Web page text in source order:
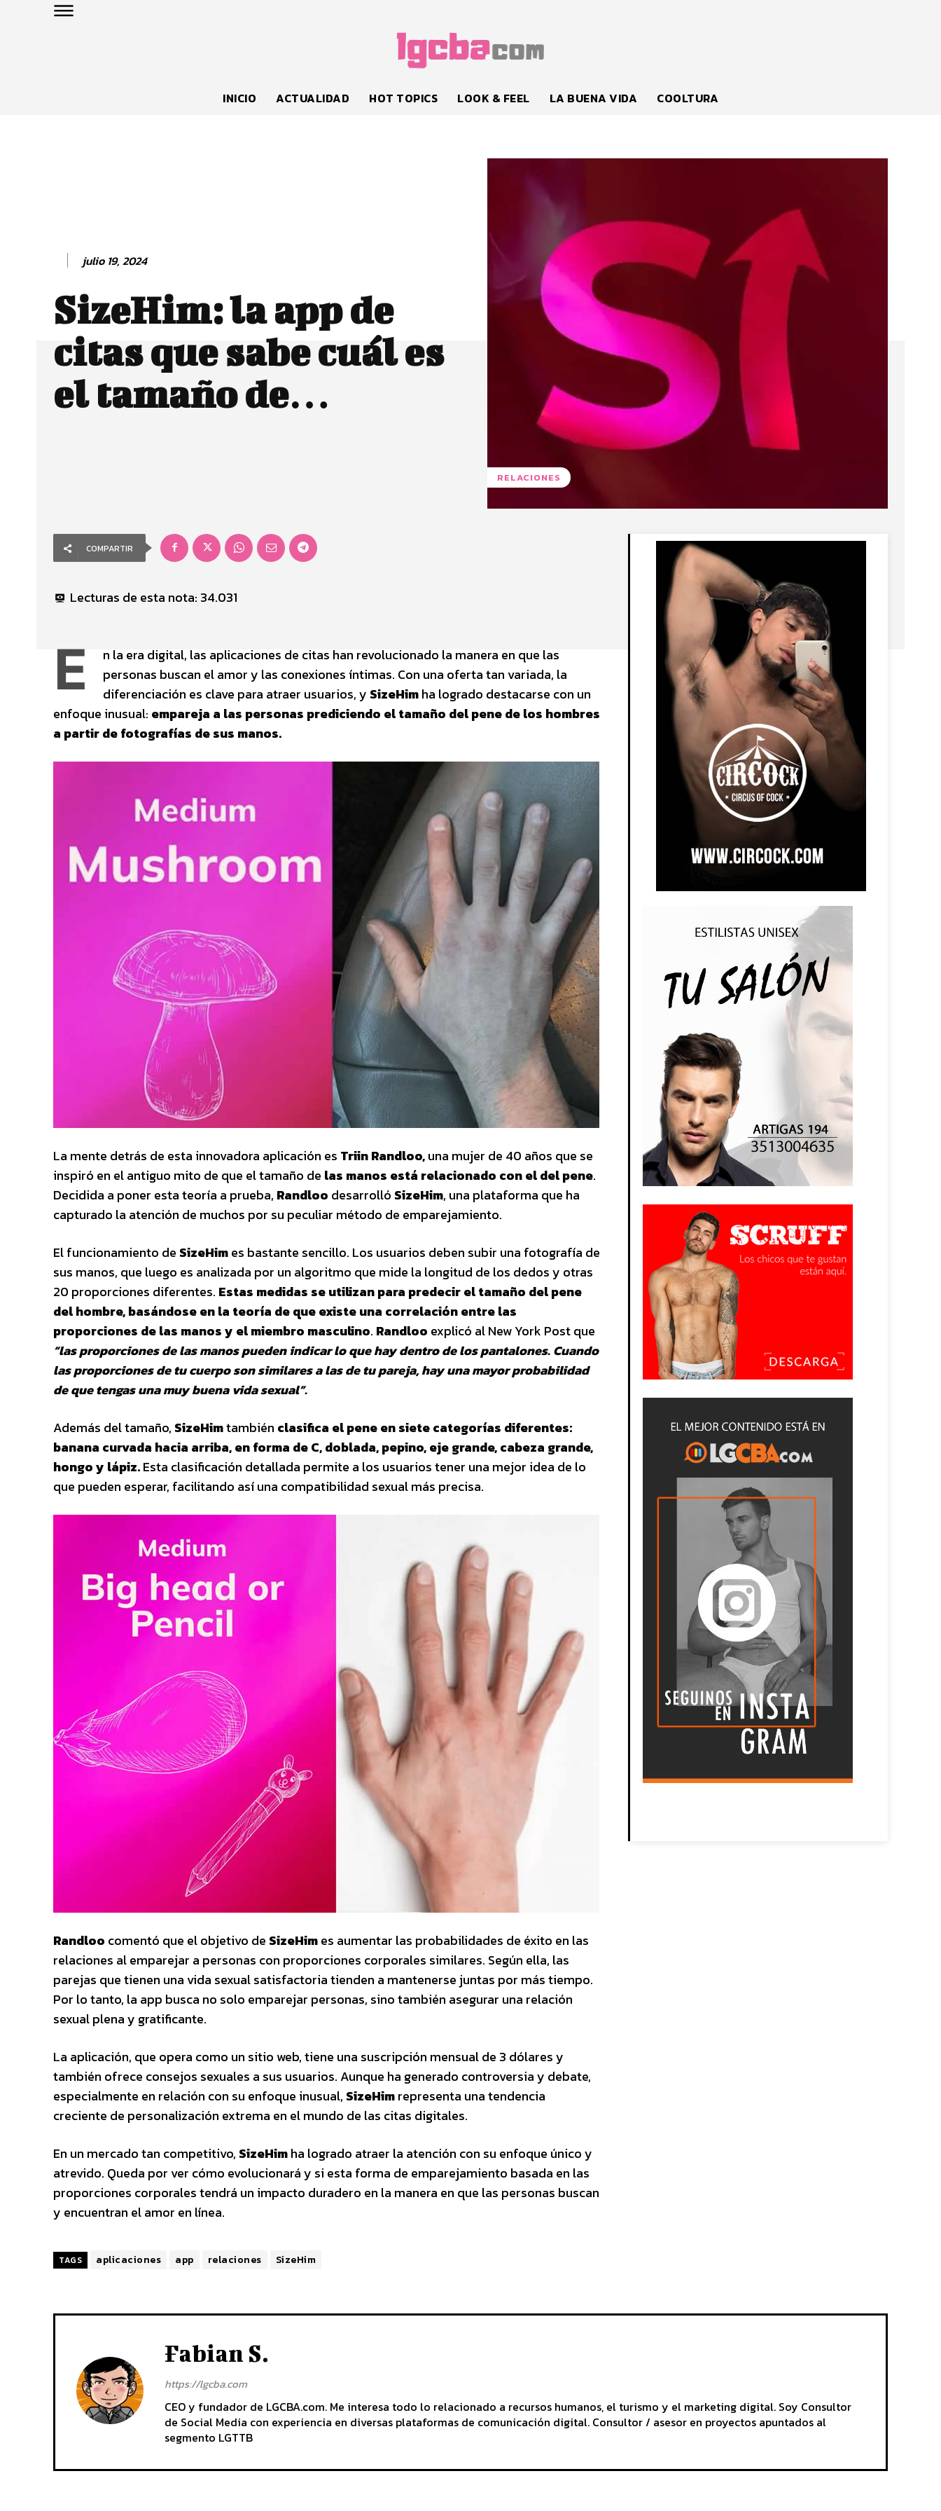
INICIO ACTUALIDAD HOT TOPICS LOOK & FEEL LA BUENA VIDA COOLTURA
julio 19, 2024
SizeHim: la app de
citas que sabe cuál es
el tamaño de…
RELACIONES
COMPARTIR
Lecturas de esta nota: 34.031
E
n la era digital, las aplicaciones de citas han revolucionado la manera en que las
personas buscan el amor y las conexiones íntimas. Con una oferta tan variada, la
diferenciación es clave para atraer usuarios, y SizeHimha logrado destacarse con un
enfoque inusual: empareja a las personas prediciendo el tamaño del pene de los hombres
a partir de fotografías de sus manos.
La mente detrás de esta innovadora aplicación es Triin Randloo,una mujer de 40 años que se
inspiró en el antiguo mito de que el tamaño de las manos está relacionado con el del pene.
Decidida a poner esta teoría a prueba, Randloo desarrolló SizeHim, una plataforma que ha
capturado la atención de muchos por su peculiar método de emparejamiento.
El funcionamiento de SizeHimes bastante sencillo. Los usuarios deben subir una fotografía de
sus manos, que luego es analizada por un algoritmo que mide la longitud de los dedos y otras
20 proporciones diferentes. Estas medidas se utilizan para predecir el tamaño del pene
del hombre, basándose en la teoría de que existe una correlación entre las
proporciones de las manos y el miembro masculino. Randloo explicó al New York Post que
“las proporciones de las manos pueden indicar lo que hay dentro de los pantalones. Cuando
las proporciones de tu cuerpo son similares a las de tu pareja, hay una mayor probabilidad
de que tengas una muy buena vida sexual”.
Además del tamaño, SizeHimtambién clasifica el pene en siete categorías diferentes:
banana curvada hacia arriba, en forma de C, doblada, pepino, eje grande, cabeza grande,
hongo y lápiz.Esta clasificación detallada permite a los usuarios tener una mejor idea de lo
que pueden esperar, facilitando así una compatibilidad sexual más precisa.
Randloo comentó que el objetivo de SizeHimes aumentar las probabilidades de éxito en las
relaciones al emparejar a personas con proporciones corporales similares. Según ella, las
parejas que tienen una vida sexual satisfactoria tienden a mantenerse juntas por más tiempo.
Por lo tanto, la app busca no solo emparejar personas, sino también asegurar una relación
sexual plena y gratificante.
La aplicación, que opera como un sitio web, tiene una suscripción mensual de 3 dólares y
también ofrece consejos sexuales a sus usuarios. Aunque ha generado controversia y debate,
especialmente en relación con su enfoque inusual, SizeHimrepresenta una tendencia
creciente de personalización extrema en el mundo de las citas digitales.
En un mercado tan competitivo, SizeHimha logrado atraer la atención con su enfoque único y
atrevido. Queda por ver cómo evolucionará y si esta forma de emparejamiento basada en las
proporciones corporales tendrá un impacto duradero en la manera en que las personas buscan
y encuentran el amor en línea.
TAGS aplicaciones app relaciones SizeHim
Fabian S.
https://lgcba.com
CEO y fundador de LGCBA.com. Me interesa todo lo relacionado a recursos humanos, el turismo y el marketing digital. Soy Consultor
de Social Media con experiencia en diversas plataformas de comunicación digital. Consultor / asesor en proyectos apuntados al
segmento LGTTB